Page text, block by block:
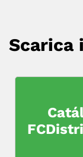
Scarica